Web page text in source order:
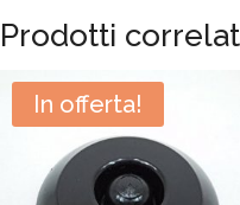
Prodotti
In offerta!